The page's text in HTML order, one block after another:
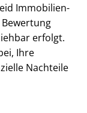
Im­mo­bi­li­en­
erfolgt.
Ihre
Nachteile